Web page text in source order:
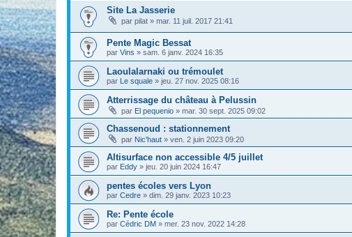
Site La Jasserie
par pilat » mar. 11 juil. 2017 21:41
Pente Magic Bessat
par Vins » sam. 6 janv. 2024 16:35
Laoulalarnaki ou trémoulet
par Le squale » jeu. 27 nov. 2025 08:16
Atterrissage du château à Pelussin
par El pequenio » mar. 30 sept. 2025 09:02
Chassenoud : stationnement
par Nic'haut » ven. 2 juin 2023 09:20
Altisurface non accessible 4/5 juillet
par Eddy » jeu. 20 juin 2024 16:47
pentes écoles vers Lyon
par Cedre » dim. 29 janv. 2023 10:23
Re: Pente école
par Cédric DM » mer. 23 nov. 2022 14:28